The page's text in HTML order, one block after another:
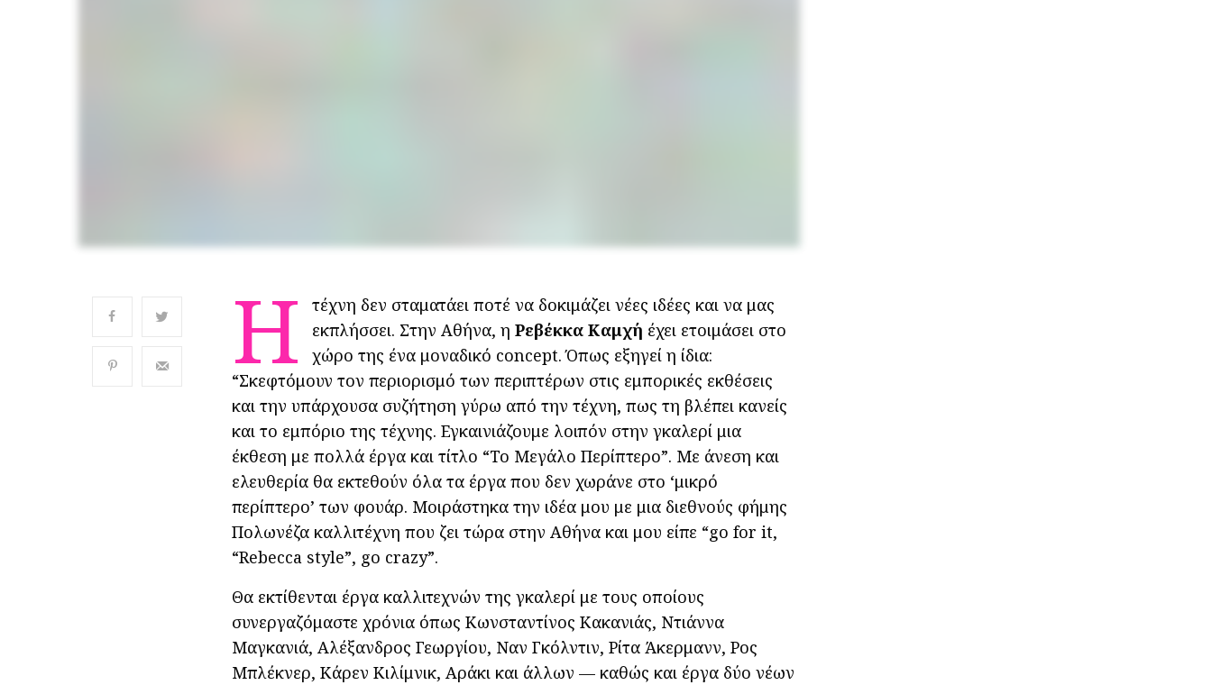
H
τέχνη δεν σταματάει ποτέ να δοκιμάζει νέες ιδέες και να μας
εκπλήσσει. Στην Αθήνα, η Ρεβέκκα Καμχή έχει ετοιμάσει στο
χώρο της ένα μοναδικό concept. Όπως εξηγεί η ίδια:
“Σκεφτόμουν τον περιορισμό των περιπτέρων στις εμπορικές εκθέσεις
και την υπάρχουσα συζήτηση γύρω από την τέχνη, πως τη βλέπει κανείς
και το εμπόριο της τέχνης. Εγκαινιάζουμε λοιπόν στην γκαλερί μια
έκθεση με πολλά έργα και τίτλο “Το Μεγάλο Περίπτερο”. Με άνεση και
ελευθερία θα εκτεθούν όλα τα έργα που δεν χωράνε στο ‘μικρό
περίπτερο’ των φουάρ. Μοιράστηκα την ιδέα μου με μια διεθνούς φήμης
Πολωνέζα καλλιτέχνη που ζει τώρα στην Αθήνα και μου είπε “go for it,
“Rebecca style”, go crazy”.
Θα εκτίθενται έργα καλλιτεχνών της γκαλερί με τους οποίους
συνεργαζόμαστε χρόνια όπως Κωνσταντίνος Κακανιάς, Ντιάννα
Μαγκανιά, Αλέξανδρος Γεωργίου, Ναν Γκόλντιν, Ρίτα Άκερμανν, Ρος
Μπλέκνερ, Κάρεν Κιλίμνικ, Αράκι και άλλων — καθώς και έργα δύο νέων